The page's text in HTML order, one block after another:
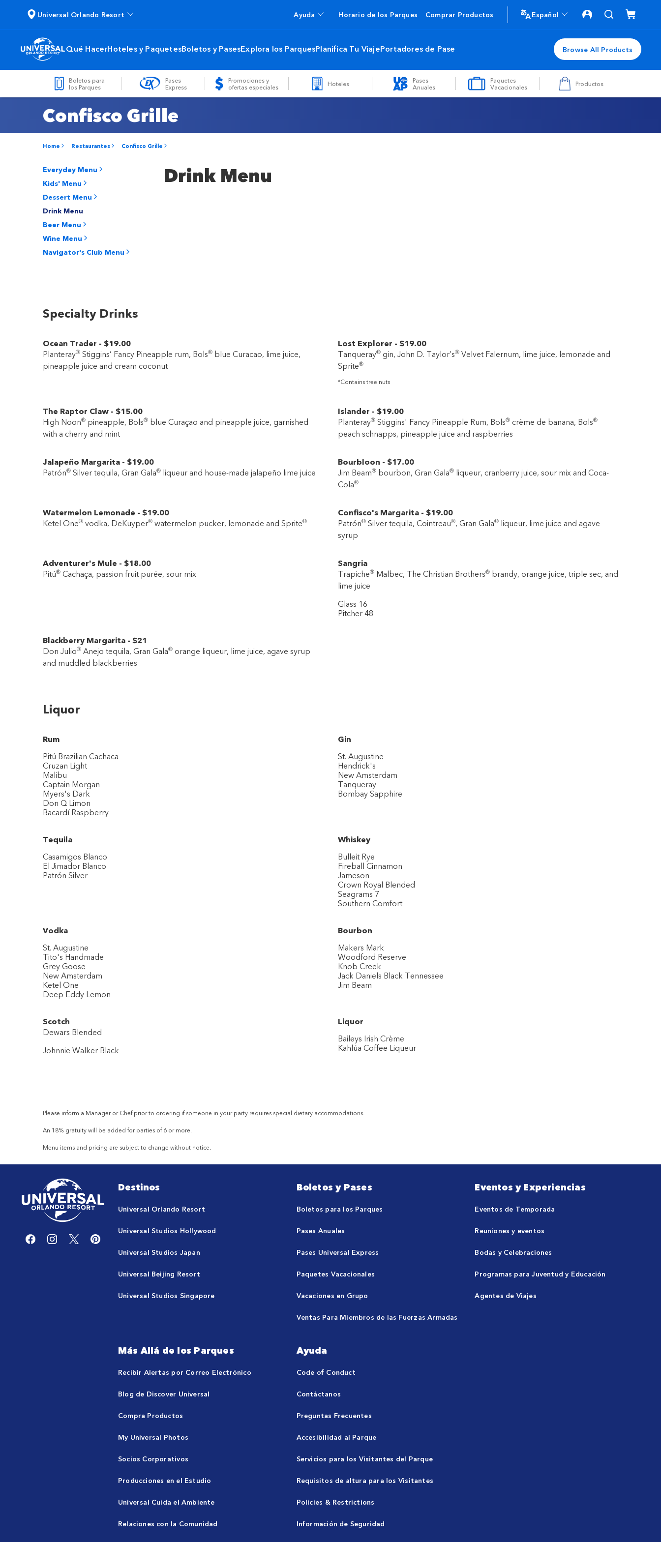
Universal Orlando Resort Ayuda Horario de los Parques Comprar Productos Español
Qué HacerHoteles y PaquetesBoletos y PasesExplora los ParquesPlanifica Tu ViajePortadores de Pase Browse All Products
Boletos para
los Parques
Pases
Express
Promociones y
ofertas especiales
Hoteles
Pases
Anuales
Paquetes
Vacacionales
Productos
Confisco Grille
Home Restaurantes Confisco Grille
Everyday Menu
Kids' Menu
Dessert Menu
Drink Menu
Beer Menu
Wine Menu
Navigator's Club Menu
Drink Menu
Specialty Drinks
Ocean Trader - $19.00
Planteray® Stiggins’ Fancy Pineapple rum, Bols® blue Curacao, lime juice,
pineapple juice and cream coconut
Lost Explorer - $19.00
Tanqueray® gin, John D. Taylor’s® Velvet Falernum, lime juice, lemonade and
Sprite®
*Contains tree nuts
The Raptor Claw - $15.00
High Noon® pineapple, Bols® blue Curaçao and pineapple juice, garnished
with a cherry and mint
Islander - $19.00
Planteray® Stiggins' Fancy Pineapple Rum, Bols® crème de banana, Bols®
peach schnapps, pineapple juice and raspberries
Jalapeño Margarita - $19.00
Patrón® Silver tequila, Gran Gala® liqueur and house-made jalapeño lime juice
Bourbloon - $17.00
Jim Beam® bourbon, Gran Gala® liqueur, cranberry juice, sour mix and Coca-
Cola®
Watermelon Lemonade - $19.00
Ketel One® vodka, DeKuyper® watermelon pucker, lemonade and Sprite®
Confisco's Margarita - $19.00
Patrón® Silver tequila, Cointreau®, Gran Gala® liqueur, lime juice and agave
syrup
Adventurer's Mule - $18.00
Pitú® Cachaça, passion fruit purée, sour mix
Sangria
Trapiche® Malbec, The Christian Brothers® brandy, orange juice, triple sec, and
lime juice
Glass 16
Pitcher 48
Blackberry Margarita - $21
Don Julio® Anejo tequila, Gran Gala® orange liqueur, lime juice, agave syrup
and muddled blackberries
Liquor
Rum
Pitú Brazilian Cachaca
Cruzan Light
Malibu
Captain Morgan
Myers's Dark
Don Q Limon
Bacardí Raspberry
Gin
St. Augustine
Hendrick's
New Amsterdam
Tanqueray
Bombay Sapphire
Tequila
Casamigos Blanco
El Jimador Blanco
Patrón Silver
Whiskey
Bulleit Rye
Fireball Cinnamon
Jameson
Crown Royal Blended
Seagrams 7
Southern Comfort
Vodka
St. Augustine
Tito's Handmade
Grey Goose
New Amsterdam
Ketel One
Deep Eddy Lemon
Bourbon
Makers Mark
Woodford Reserve
Knob Creek
Jack Daniels Black Tennessee
Jim Beam
Scotch
Dewars Blended
Johnnie Walker Black
Liquor
Baileys Irish Crème
Kahlúa Coffee Liqueur
Please inform a Manager orChefprior to ordering if someone in your party requires special dietary accommodations.
An 18% gratuity will be added for parties of 6 or more.
Menu items and pricing are subject to change without notice.
Destinos
Universal Orlando Resort
Universal Studios Hollywood
Universal Studios Japan
Universal Beijing Resort
Universal Studios Singapore
Boletos y Pases
Boletos para los Parques
Pases Anuales
Pases Universal Express
Paquetes Vacacionales
Vacaciones en Grupo
Ventas Para Miembros de las Fuerzas Armadas
Eventos y Experiencias
Eventos de Temporada
Reuniones y eventos
Bodas y Celebraciones
Programas para Juventud y Educación
Agentes de Viajes
Más Allá de los Parques
Recibir Alertas por Correo Electrónico
Blog de Discover Universal
Compra Productos
My Universal Photos
Socios Corporativos
Producciones en el Estudio
Universal Cuida el Ambiente
Relaciones con la Comunidad
Ayuda
Code of Conduct
Contáctanos
Preguntas Frecuentes
Accesibilidad al Parque
Servicios para los Visitantes del Parque
Requisitos de altura para los Visitantes
Policies & Restrictions
Información de Seguridad